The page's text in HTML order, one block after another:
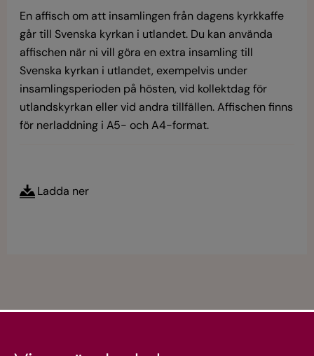
En affisch om att insamlingen från dagens kyrkkaffe
går till Svenska kyrkan i utlandet. Du kan använda
affischen när ni vill göra en extra insamling till
Svenska kyrkan i utlandet, exempelvis under
insamlingsperioden på hösten, vid kollektdag för
utlandskyrkan eller vid andra tillfällen. Affischen finns
för nerladdning i A5- och A4-format.
Ladda ner